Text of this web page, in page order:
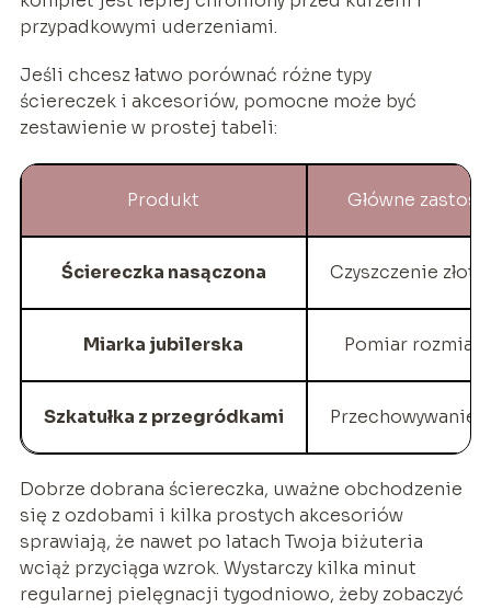
przypadkowymi uderzeniami.
Jeśli chcesz łatwo porównać różne typy
ściereczek i akcesoriów, pomocne może być
zestawienie w prostej tabeli:
Produkt Główne
Ściereczka nasączona Czyszczenie
Miarka jubilerska Pomiar
Szkatułka z przegródkami Przechowywanie
Dobrze dobrana ściereczka, uważne obchodzenie
się z ozdobami i kilka prostych akcesoriów
sprawiają, że nawet po latach Twoja biżuteria
wciąż przyciąga wzrok. Wystarczy kilka minut
regularnej pielęgnacji tygodniowo, żeby zobaczyć